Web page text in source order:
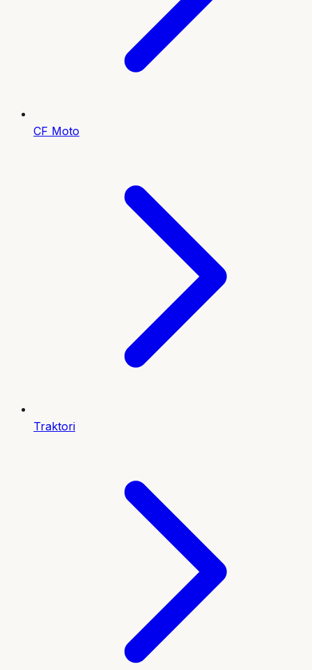
CF Moto
Traktori